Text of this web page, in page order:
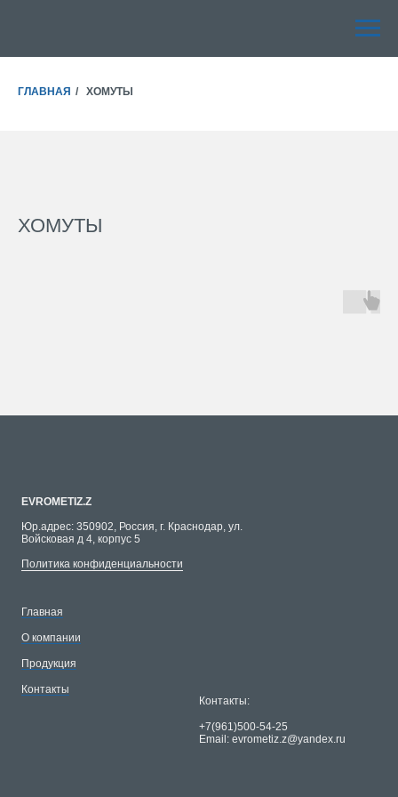
ГЛАВНАЯ / ХОМУТЫ
ХОМУТЫ
EVROMETIZ.Z
Юр.адрес: 350902, Россия, г. Краснодар, ул.
Войсковая д 4, корпус 5
Политика конфиденциальности
Главная
О компании
Продукция
Контакты
Контакты:
+7(961)500-54-25
Email: evrometiz.z@yandex.ru